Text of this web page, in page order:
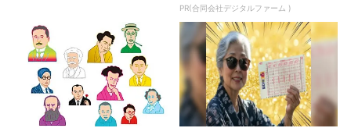
PR(合同会社デジタルファーム )